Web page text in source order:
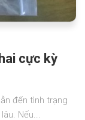
cực kỳ
đến tình trạng
Nếu...